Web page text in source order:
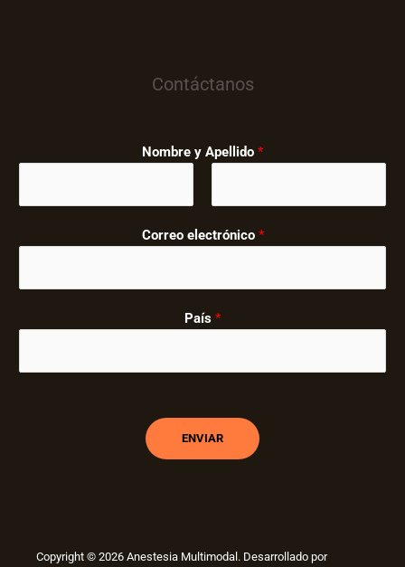
Contáctanos
Nombre y Apellido *
Correo electrónico *
País *
ENVIAR
Copyright © 2026 Anestesia Multimodal. Desarrollado por